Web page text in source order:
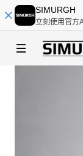
SIMURGH
立刻使用官方